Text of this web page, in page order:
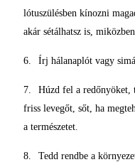
lótuszülésben kínozni
akár sétálhatsz is,
Írj hálanaplót vagy
Húzd fel a redőnyöket,
friss levegőt, sőt, ha
a természetet.
Tedd rendbe a